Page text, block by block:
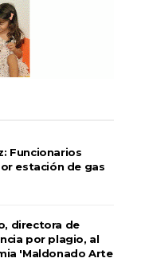
Funcionarios
estación de gas
directora de
por plagio, al
'Maldonado Arte